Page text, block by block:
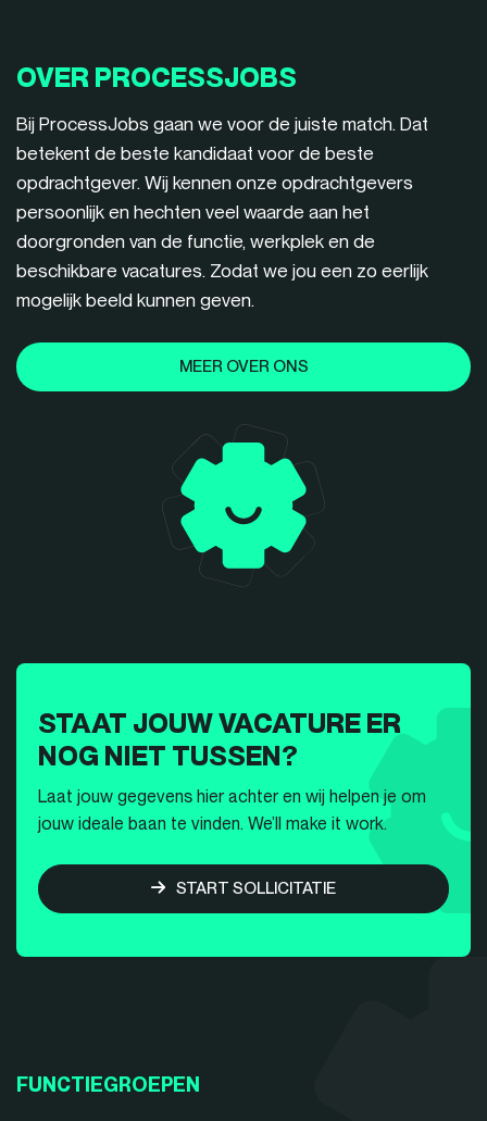
OVER PROCESSJOBS
Bij ProcessJobs gaan we voor de juiste match. Dat
betekent de beste kandidaat voor de beste
opdrachtgever. Wij kennen onze opdrachtgevers
persoonlijk en hechten veel waarde aan het
doorgronden van de functie, werkplek en de
beschikbare vacatures. Zodat we jou een zo eerlijk
mogelijk beeld kunnen geven.
MEER OVER ONS
STAAT JOUW VACATURE ER
NOG NIET TUSSEN?
Laat jouw gegevens hier achter en wij helpen je om
jouw ideale baan te vinden. We’ll make it work.
START SOLLICITATIE
FUNCTIEGROEPEN